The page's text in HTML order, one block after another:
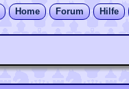
Home Forum Hilfe